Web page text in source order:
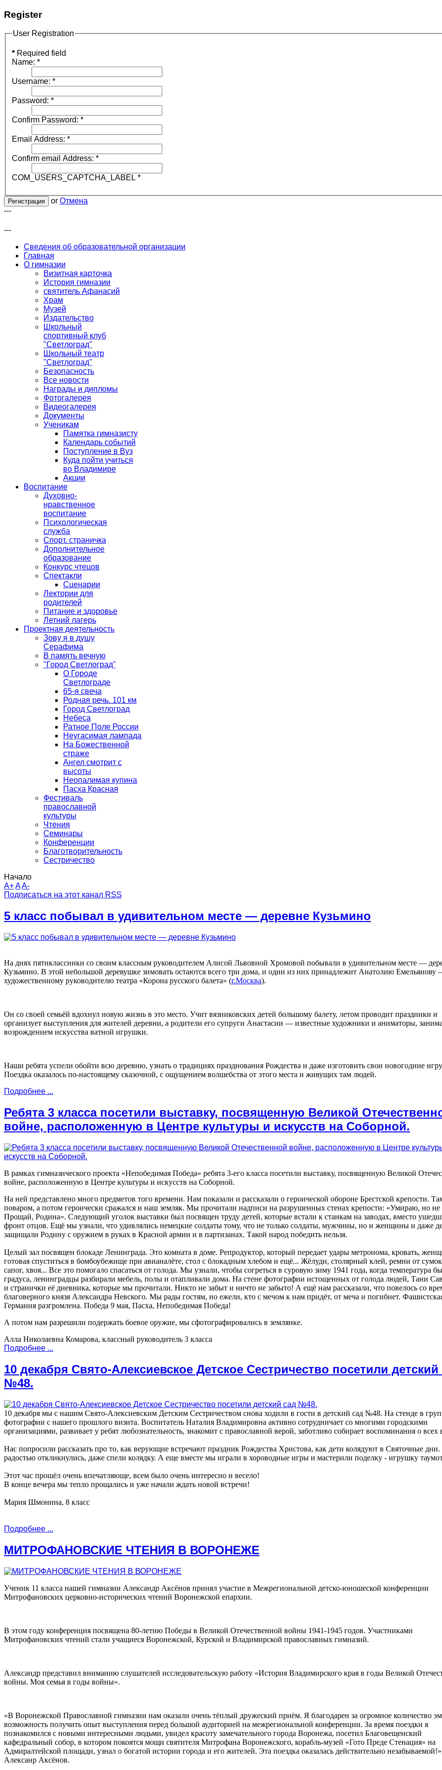
Register
User Registration
* Required field
Name: *
Username: *
Password: *
Confirm Password: *
Email Address: *
Confirm email Address: *
COM_USERS_CAPTCHA_LABEL *
Регистрация or Отмена
---
---
Сведения об образовательной организации
Главная
О гимназии
Визитная карточка
История гимназии
святитель Афанасий
Храм
Музей
Издательство
Школьный
спортивный клуб
"Светлоград"
Школьный театр
"Светлоград"
Безопасность
Все новости
Награды и дипломы
Фотогалерея
Видеогалерея
Документы
Ученикам
Памятка гимназисту
Календарь событий
Поступление в Вуз
Куда пойти учиться
во Владимире
Акции
Воспитание
Духовно-
нравственное
воспитание
Психологическая
служба
Спорт. страничка
Дополнительное
образование
Конкурс чтецов
Спектакли
Сценарии
Лектории для
родителей
Питание и здоровье
Летний лагерь
Проектная деятельность
Зову я в душу
Серафима
В память вечную
"Город Светлоград"
О Городе
Светлограде
65-я свеча
Родная речь. 101 км
Город Светлоград
Небеса
Ратное Поле России
Неугасимая лампада
На Божественной
страже
Ангел смотрит с
высоты
Неопалимая купина
Пасха Красная
Фестиваль
православной
культуры
Чтения
Семинары
Конференции
Благотворительность
Сестричество
Начало
A+AA-
Подписаться на этот канал RSS
5 класс побывал в удивительном месте — деревне Кузьмино
На днях пятиклассники со своим классным руководителем Алисой Львовной Хромовой побывали в удивительном месте —
Кузьмино. В этой небольшой деревушке зимовать остаются всего три дома, и один из них принадлежит Анатолию Емельянову
художественному руководителю театра «Корона русского балета» (г.Москва).
Он со своей семьёй вдохнул новую жизнь в это место. Учит вязниковских детей большому балету, летом проводит праздники и
организует выступления для жителей деревни, а родители его супруги Анастасии — известные художники и аниматоры,
возрождением искусства ватной игрушки.
Наши ребята успели обойти всю деревню, узнать о традициях празднования Рождества и даже изготовить свои новогодние
Поездка оказалось по-настоящему сказочной, с ощущением волшебства от этого места и живущих там людей.
Подробнее ...
Ребята 3 класса посетили выставку, посвященную Великой
войне, расположенную в Центре культуры и искусств на Соборной.
В рамках гимназического проекта «Непобедимая Победа» ребята 3-его класса посетили выставку, посвященную Великой
войне, расположенную в Центре культуры и искусств на Соборной.
На ней представлено много предметов того времени. Нам показали и рассказали о героической обороне Брестской крепости.
поваром, а потом героически сражался и наш земляк. Мы прочитали надписи на разрушенных стенах крепости: «Умираю, но не
Прощай, Родина». Следующий уголок выставки был посвящен труду детей, которые встали к станкам на заводах, вместо
фронт отцов. Ещё мы узнали, что удивлялись немецкие солдаты тому, что не только солдаты, мужчины, но и женщины и даже
защищали Родину с оружием в руках в Красной армии и в партизанах. Такой народ победить нельзя.
Целый зал посвящен блокаде Ленинграда. Это комната в доме. Репродуктор, который передает удары метронома, кровать,
готовая спуститься в бомбоубежище при авианалёте, стол с блокадным хлебом и ещё... Жёлуди, столярный клей, ремни от
сапог, хвоя... Все это помогало спасаться от голода. Мы узнали, чтобы согреться в суровую зиму 1941 года, когда температура
градуса, ленинградцы разбирали мебель, полы и отапливали дома. На стене фотографии истощенных от голода людей, Тани
и странички её дневника, которые мы прочитали. Никто не забыт и ничто не забыто! А ещё нам рассказали, что повелось со
благоверного князя Александра Невского. Мы рады гостям, но ежели, кто с мечом к нам придёт, от меча и погибнет.
Германия разгромлена. Победа 9 мая, Пасха, Непобедимая Победа!
А потом нам разрешили подержать боевое оружие, мы сфотографировались в землянке.
Алла Николаевна Комарова, классный руководитель 3 класса
Подробнее ...
10 декабря Свято-Алексиевское Детское Сестричество посетили детский
№48.
10 декабря мы с нашим Свято-Алексиевским Детским Сестричеством снова ходили в гости в детский сад №48. На стенде в
фотографии с нашего прошлого визита. Воспитатель Наталия Владимировна активно сотрудничает со многими городскими
организациями, развивает у ребят любознательность, знакомит с православной верой, заботливо собирает воспоминания о всех
Нас попросили рассказать про то, как верующие встречают праздник Рождества Христова, как дети колядуют в Святочные
радостью откликнулись, даже спели колядку. А еще вместе мы играли в хороводные игры и мастерили поделку - игрушку
Этот час прошёл очень впечатляюще, всем было очень интересно и весело!
В конце вечера мы тепло прощались и уже начали ждать новой встречи!
Мария Шмонина, 8 класс
Подробнее ...
МИТРОФАНОВСКИЕ ЧТЕНИЯ В ВОРОНЕЖЕ
Ученик 11 класса нашей гимназии Александр Аксёнов принял участие в Межрегиональной детско-юношеской конференции
Митрофановских церковно-исторических чтений Воронежской епархии.
В этом году конференция посвящена 80-летию Победы в Великой Отечественной войны 1941-1945 годов. Участниками
Митрофановских чтений стали учащиеся Воронежской, Курской и Владимирской православных гимназий.
Александр представил вниманию слушателей исследовательскую работу «История Владимирского края в годы Великой
войны. Моя семья в годы войны».
«В Воронежской Православной гимназии нам оказали очень тёплый дружеский приём. Я благодарен за огромное количество
возможность получить опыт выступления перед большой аудиторией на межрегиональной конференции. За время поездки я
познакомился с новыми интересными людьми, увидел красоту замечательного города Воронежа, посетил Благовещенский
кафедральный собор, в котором покоятся мощи святителя Митрофана Воронежского, корабль-музей «Гото Преде Стенация» на
Адмиралтейской площади, узнал о богатой истории города и его жителей. Эта поездка оказалась действительно
Алексанр Аксёнов.